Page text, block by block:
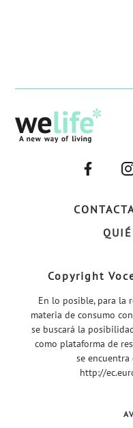
–
–
Copyright
En lo posible, para la
materia de consumo
se buscará la
como plataforma de
se
http://